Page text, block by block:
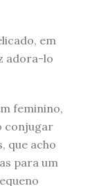
em
adora-lo
feminino,
conjugar
que acho
para um